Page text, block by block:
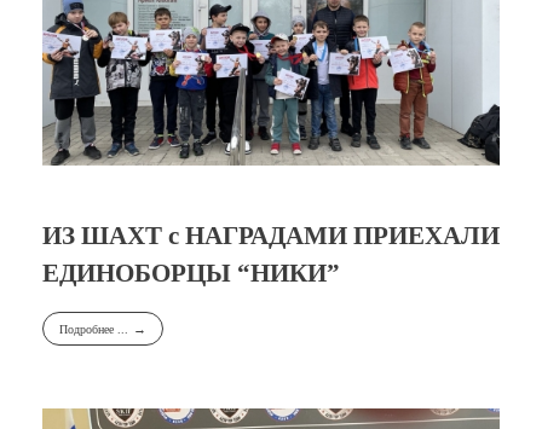
ИЗ ШАХТ с НАГРАДАМИ ПРИЕХАЛИ
ЕДИНОБОРЦЫ “НИКИ”
Подробнее ...